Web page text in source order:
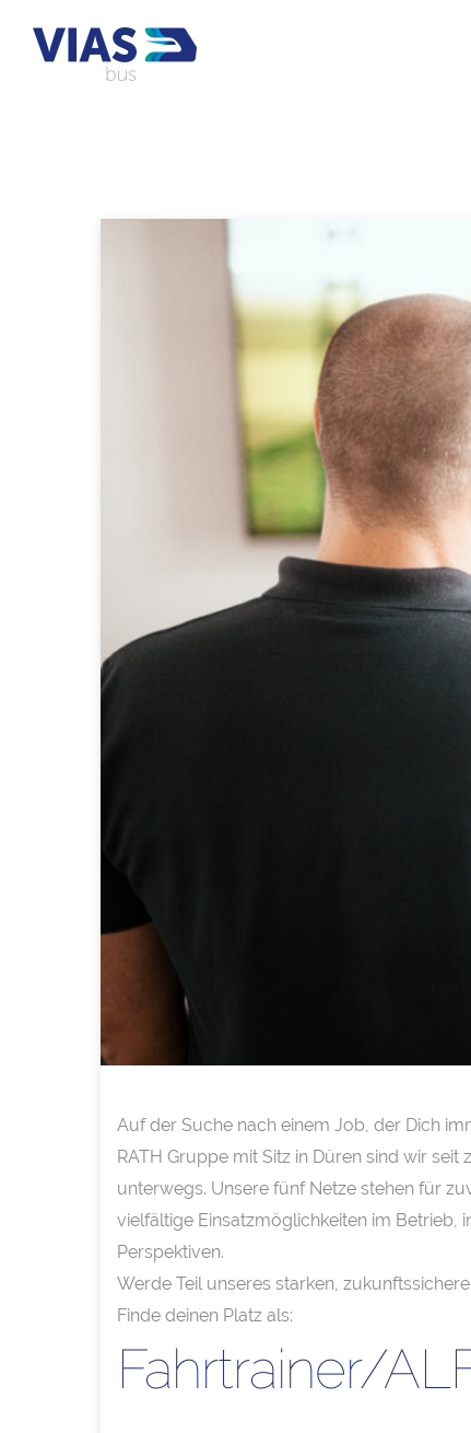
Auf der Suche nach einem Job, der Dich
RATH Gruppe mit Sitz in Düren sind wir
unterwegs. Unsere fünf Netze stehen für
vielfältige Einsatzmöglichkeiten im
Perspektiven.
Werde Teil unseres starken,
Finde deinen Platz als:
Fahrtrainer/